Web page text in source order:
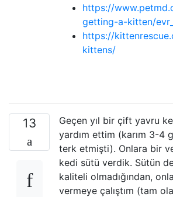
https://
getting-a-kitten/
https://
kittens/
13
Geçen yıl bir çift yavru
yardım ettim (karım 3-4
terk etmişti). Onlara bir
kedi sütü verdik. Sütün
kaliteli olmadığından,
vermeye çalıştım (tam